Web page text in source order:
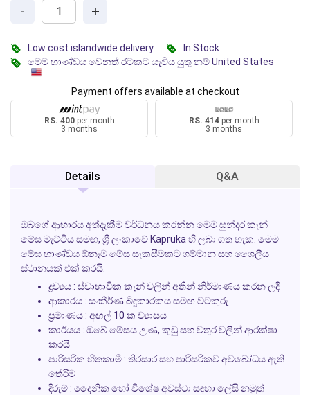
- +
Low cost islandwide delivery
In Stock
මෙම භාණ්ඩය වෙනත් රටකට යැවිය යුතු නම් United States
Payment offers available at checkout
RS. 400per month
3 months
RS. 414per month
3 months
Details Q&A
ඔබගේ ආහාරය අත්දැකීම වර්ධනය කරන්න මෙම සුන්දර කැන්
මේස මැට්ටිය සමඟ, ශ්‍රී ලංකාවේ Kapruka හි ලබා ගත හැක. මෙම
මේස භාණ්ඩය ඕනෑම මේස සැකසීමකට ගම්මාන සහ ශෛලීය
ස්ථානයක් එක් කරයි.
ද්‍රව්‍යය : ස්වාභාවික කැන් වලින් අතින් නිර්මාණය කරන ලදී
ආකාරය : සංකීර්ණ බිඳුකාරකය සමඟ වටකුරු
ප්‍රමාණය : අඟල් 10 ක ව්‍යාසය
කාර්යය : ඔබේ මේසය උණ, කුඩු සහ වතුර වලින් ආරක්ෂා
කරයි
පාරිසරික හිතකාමී : තිරසාර සහ පාරිසරිකව අවබෝධය ඇති
තේරීම
දිරුම් : දෛනික හෝ විශේෂ අවස්ථා සඳහා ලේසි නමුත්